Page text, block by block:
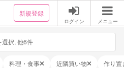
新規登録
ログイン メニュー
選択, 他6件
料理・食事 近隣買い物 作り置